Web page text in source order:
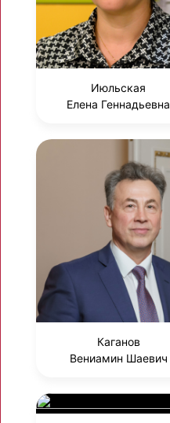
Июльская
Елена Геннадьевна
Каганов
Вениамин Шаевич